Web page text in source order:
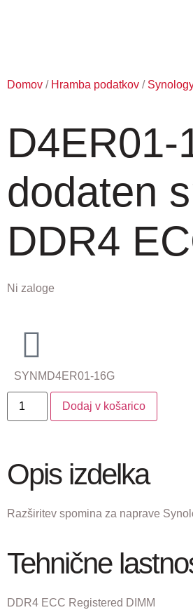
Domov / Hramba podatkov /
dodaten
DDR4
Ni zaloge
SYNMD4ER01-16G
Dodaj v košarico
Opis izdelka
Razširitev spomina za naprave
Tehnične
DDR4 ECC Registered DIMM